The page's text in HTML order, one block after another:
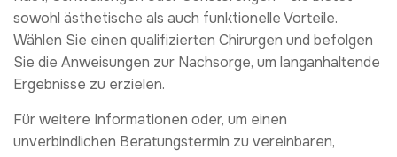
sowohl ästhetische als auch funktionelle Vorteile.
Wählen Sie einen qualifizierten Chirurgen und befolgen
Sie die Anweisungen zur Nachsorge, um langanhaltende
Ergebnisse zu erzielen.
Für weitere Informationen oder, um einen
unverbindlichen Beratungstermin zu vereinbaren,